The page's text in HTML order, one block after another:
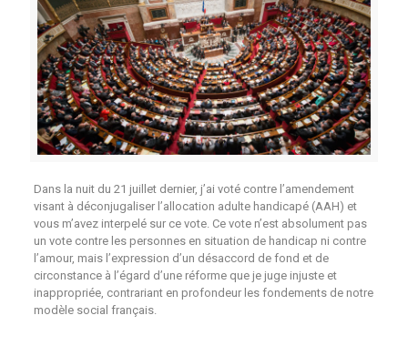
Dans la nuit du 21 juillet dernier, j’ai voté contre l’amendement
visant à déconjugaliser l’allocation adulte handicapé (AAH) et
vous m’avez interpelé sur ce vote. Ce vote n’est absolument pas
un vote contre les personnes en situation de handicap ni contre
l’amour, mais l’expression d’un désaccord de fond et de
circonstance à l’égard d’une réforme que je juge injuste et
inappropriée, contrariant en profondeur les fondements de notre
modèle social français.